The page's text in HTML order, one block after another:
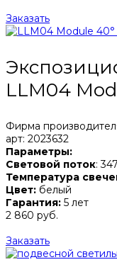
Заказать
LLM04
Фирма
арт: 2023632
Параметры:
Световой поток:
Температура
Цвет: белый
Гарантия: 5 лет
2 860 руб.
Заказать